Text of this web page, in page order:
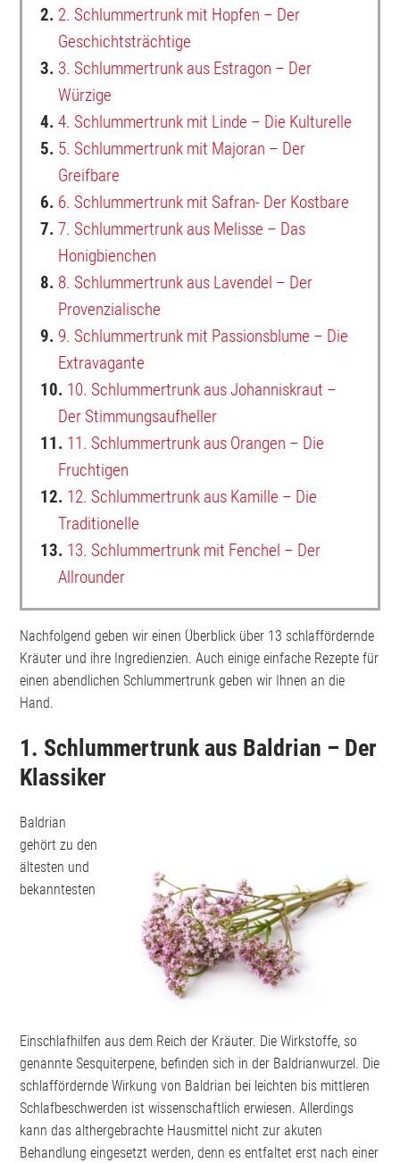
2. 2. Schlummertrunk mit Hopfen – Der
Geschichtsträchtige
3. 3. Schlummertrunk aus Estragon – Der
Würzige
4. 4. Schlummertrunk mit Linde – Die Kulturelle
5. 5. Schlummertrunk mit Majoran – Der
Greifbare
6. 6. Schlummertrunk mit Safran- Der Kostbare
7. 7. Schlummertrunk aus Melisse – Das
Honigbienchen
8. 8. Schlummertrunk aus Lavendel – Der
Provenzialische
9. 9. Schlummertrunk mit Passionsblume – Die
Extravagante
10. 10. Schlummertrunk aus Johanniskraut –
Der Stimmungsaufheller
11. 11. Schlummertrunk aus Orangen – Die
Fruchtigen
12. 12. Schlummertrunk aus Kamille – Die
Traditionelle
13. 13. Schlummertrunk mit Fenchel – Der
Allrounder
Nachfolgend geben wir einen Überblick über 13 schlaffördernde
Kräuter und ihre Ingredienzien. Auch einige einfache Rezepte für
einen abendlichen Schlummertrunk geben wir Ihnen an die
Hand.
1. Schlummertrunk aus Baldrian – Der
Klassiker
Baldrian
gehört zu den
ältesten und
bekanntesten
Einschlafhilfen aus dem Reich der Kräuter. Die Wirkstoffe, so
genannte Sesquiterpene, befinden sich in der Baldrianwurzel. Die
schlaffördernde Wirkung von Baldrian bei leichten bis mittleren
Schlafbeschwerden ist wissenschaftlich erwiesen. Allerdings
kann das althergebrachte Hausmittel nicht zur akuten
Behandlung eingesetzt werden, denn es entfaltet erst nach einer